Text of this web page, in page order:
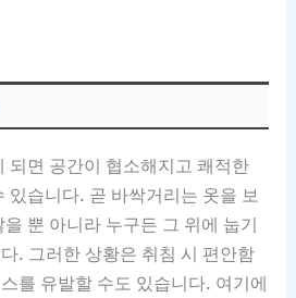
되면 공간이 협소해지고 쾌적한
있습니다. 곧 바싹거리는 옷을 보
뿐 아니라 누구든 그 위에 눕기
. 그러한 상황은 취침 시 편안함
를 유발할 수도 있습니다. 여기에